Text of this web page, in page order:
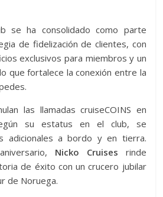
se ha consolidado como parte
de fidelización de clientes, con
exclusivos para miembros y un
que fortalece la conexión entre la
las llamadas cruiseCOINS en
su estatus en el club, se
adicionales a bordo y en tierra.
Nicko Cruises rinde
de éxito con un crucero jubilar
de Noruega.